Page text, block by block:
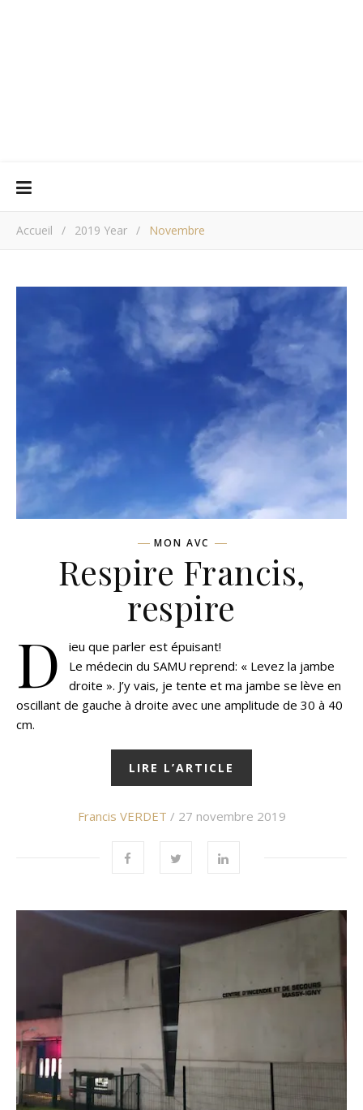
Accueil / 2019 Year / Novembre
MON AVC
Respire Francis,
respire
D
ieu que parler est épuisant!
Le médecin du SAMU reprend: « Levez la jambe
droite ». J’y vais, je tente et ma jambe se lève en
oscillant de gauche à droite avec une amplitude de 30 à 40
cm.
LIRE L’ARTICLE
Francis VERDET / 27 novembre 2019